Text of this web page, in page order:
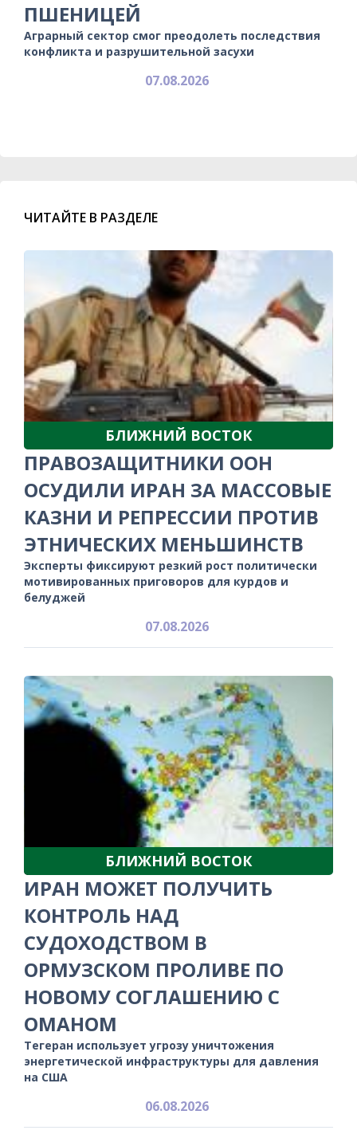
ПШЕНИЦЕЙ
Аграрный сектор смог преодолеть последствия
конфликта и разрушительной засухи
07.08.2026
ЧИТАЙТЕ В РАЗДЕЛЕ
БЛИЖНИЙ ВОСТОК
ПРАВОЗАЩИТНИКИ ООН
ОСУДИЛИ ИРАН ЗА МАССОВЫЕ
КАЗНИ И РЕПРЕССИИ ПРОТИВ
ЭТНИЧЕСКИХ МЕНЬШИНСТВ
Эксперты фиксируют резкий рост политически
мотивированных приговоров для курдов и
белуджей
07.08.2026
БЛИЖНИЙ ВОСТОК
ИРАН МОЖЕТ ПОЛУЧИТЬ
КОНТРОЛЬ НАД
СУДОХОДСТВОМ В
ОРМУЗСКОМ ПРОЛИВЕ ПО
НОВОМУ СОГЛАШЕНИЮ С
ОМАНОМ
Тегеран использует угрозу уничтожения
энергетической инфраструктуры для давления
на США
06.08.2026